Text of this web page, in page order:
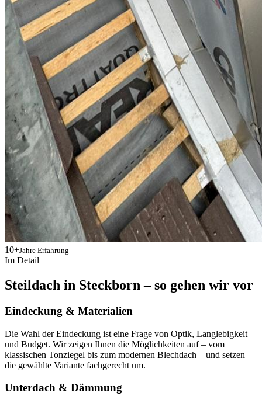
10+Jahre Erfahrung
Im Detail
Steildach in Steckborn – so gehen wir vor
Eindeckung & Materialien
Die Wahl der Eindeckung ist eine Frage von Optik, Langlebigkeit
und Budget. Wir zeigen Ihnen die Möglichkeiten auf – vom
klassischen Tonziegel bis zum modernen Blechdach – und setzen
die gewählte Variante fachgerecht um.
Unterdach & Dämmung